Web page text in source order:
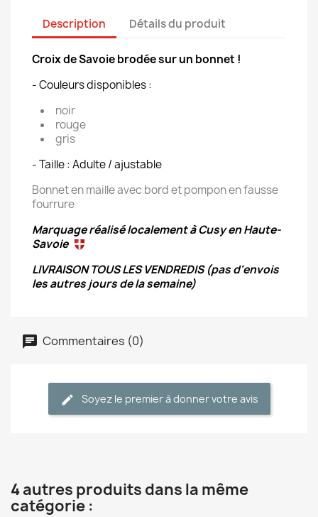
Description Détails du produit
Croix de Savoie brodée sur un bonnet !
- Couleurs disponibles :
noir
rouge
gris
- Taille : Adulte / ajustable
Bonnet en maille avec bord et pompon en fausse
fourrure
Marquage réalisé localement à Cusy en Haute-
Savoie
LIVRAISON TOUS LES VENDREDIS (pas d'envois
les autres jours de la semaine)
Commentaires (0)
Soyez le premier à donner votre avis
4 autres produits dans la même
catégorie :